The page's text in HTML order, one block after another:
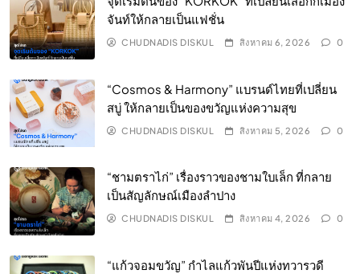
จันท์ให้กลายเป็นแฟชั่น
CHUDNADIS DISKUL สิงหาคม 6, 2026 0
“Cosmos & Harmony” แบรนด์ไทยที่เปลี่ยน
สบู่ ให้กลายเป็นของขวัญแห่งความสุข
CHUDNADIS DISKUL สิงหาคม 5, 2026 0
“ชามตราไก่” เรื่องราวของชามใบเล็ก ที่กลาย
เป็นสัญลักษณ์เมืองลำปาง
CHUDNADIS DISKUL สิงหาคม 4, 2026 0
“แก้วจอมขวัญ” กำไลแก้วพันปีแห่งทวารวดี